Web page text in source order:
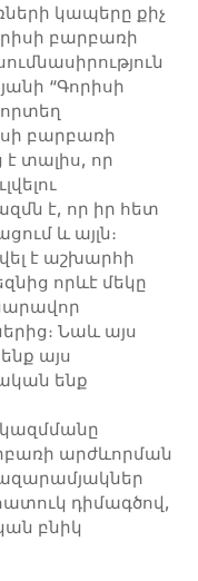
կապերը քիչ
բարբառի
“Գորիսի
բարբառի
է տալիս, որ
է, որ իր հետ
և այլն։
է աշխարհի
որևէ մեկը
Նաև այս
այս
ենք
արժևորման
դիմագծով,
բնիկ